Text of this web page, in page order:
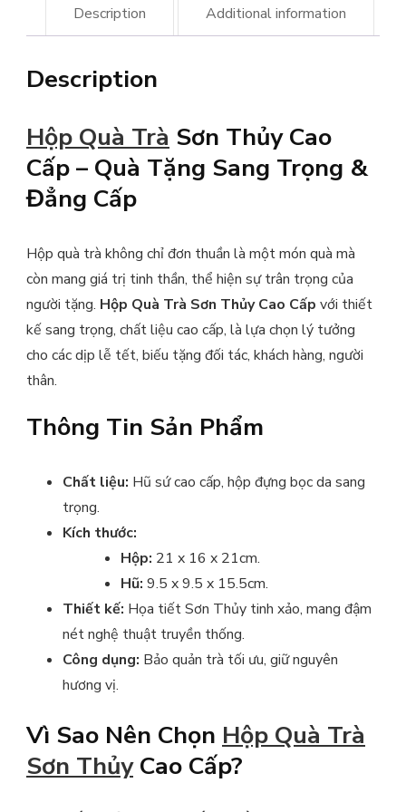
Description Additional information
Description
Hộp Quà Trà Sơn Thủy Cao
Cấp – Quà Tặng Sang Trọng &
Đẳng Cấp
Hộp quà trà không chỉ đơn thuần là một món quà mà
còn mang giá trị tinh thần, thể hiện sự trân trọng của
người tặng. Hộp Quà Trà Sơn Thủy Cao Cấp với thiết
kế sang trọng, chất liệu cao cấp, là lựa chọn lý tưởng
cho các dịp lễ tết, biếu tặng đối tác, khách hàng, người
thân.
Thông Tin Sản Phẩm
Chất liệu: Hũ sứ cao cấp, hộp đựng bọc da sang
trọng.
Kích thước:
Hộp: 21 x 16 x 21cm.
Hũ: 9.5 x 9.5 x 15.5cm.
Thiết kế: Họa tiết Sơn Thủy tinh xảo, mang đậm
nét nghệ thuật truyền thống.
Công dụng: Bảo quản trà tối ưu, giữ nguyên
hương vị.
Vì Sao Nên Chọn Hộp Quà Trà
Sơn ThủyCao Cấp?